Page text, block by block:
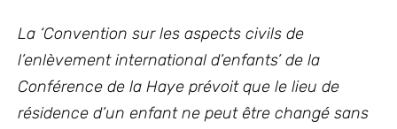
La ‘Convention sur les aspects civils de
l’enlèvement international d’enfants’ de la
Conférence de la Haye prévoit que le lieu de
résidence d’un enfant ne peut être changé sans